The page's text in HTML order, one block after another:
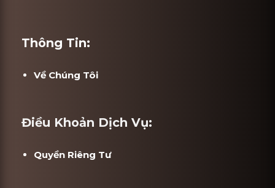
Thông Tin:
Về Chúng Tôi
Điều Khoản Dịch Vụ:
Quyền Riêng Tư